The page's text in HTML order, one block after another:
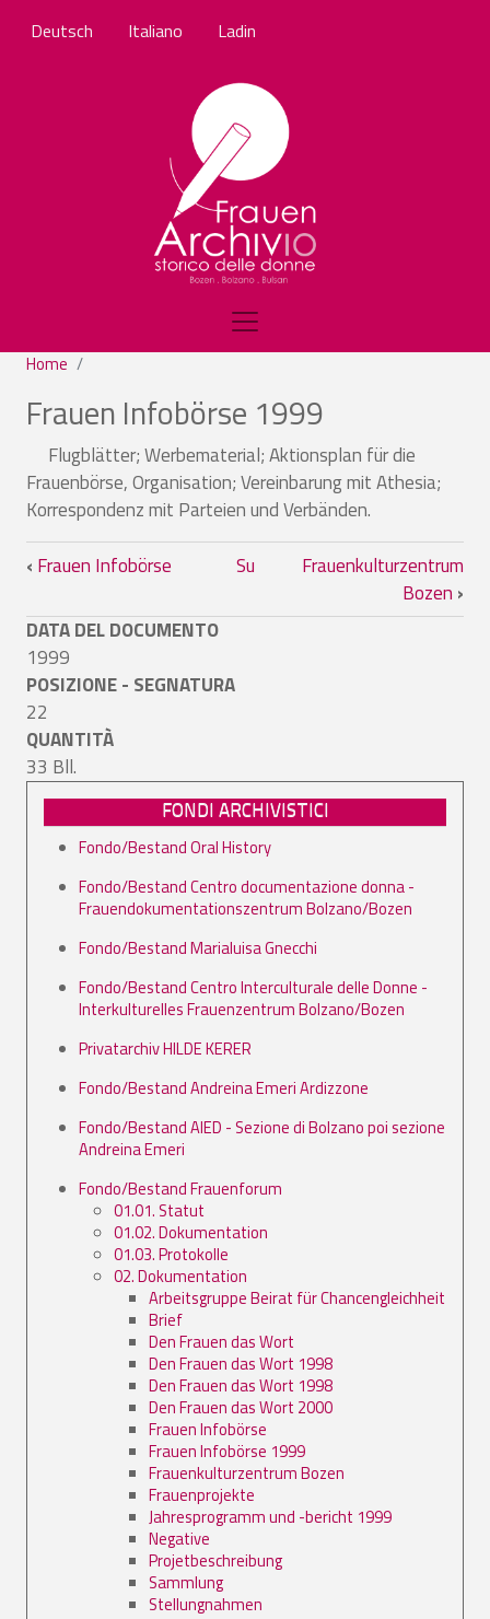
Deutsch Italiano Ladin
Home
Frauen Infobörse 1999
Flugblätter; Werbematerial; Aktionsplan für die
Frauenbörse, Organisation; Vereinbarung mit Athesia;
Korrespondenz mit Parteien und Verbänden.
Link di attraversamento del book per
‹ Frauen Infobörse Su
Frauenkulturzentrum
Bozen ›
DATA DEL DOCUMENTO
1999
POSIZIONE - SEGNATURA
22
QUANTITÀ
33 Bll.
FONDI ARCHIVISTICI
Fondo/Bestand Oral History
Fondo/Bestand Centro documentazione donna -
Frauendokumentationszentrum Bolzano/Bozen
Fondo/Bestand Marialuisa Gnecchi
Fondo/Bestand Centro Interculturale delle Donne -
Interkulturelles Frauenzentrum Bolzano/Bozen
Privatarchiv HILDE KERER
Fondo/Bestand Andreina Emeri Ardizzone
Fondo/Bestand AIED - Sezione di Bolzano poi sezione
Andreina Emeri
Fondo/Bestand Frauenforum
01.01. Statut
01.02. Dokumentation
01.03. Protokolle
02. Dokumentation
Arbeitsgruppe Beirat für Chancengleichheit
Brief
Den Frauen das Wort
Den Frauen das Wort 1998
Den Frauen das Wort 1998
Den Frauen das Wort 2000
Frauen Infobörse
Frauen Infobörse 1999
Frauenkulturzentrum Bozen
Frauenprojekte
Jahresprogramm und -bericht 1999
Negative
Projetbeschreibung
Sammlung
Stellungnahmen